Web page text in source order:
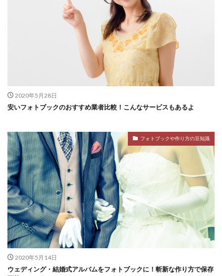
2020年5月28日
安いフォトブックのおすすめ業者比較！こんなサービスもあるよ
フォトブックや作り方の豆知識
2020年5月14日
ウェディング・結婚式アルバムをフォトブックに！斬新な作り方で保存